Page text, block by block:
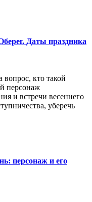
Даты праздника
кто такой
персонаж
и встречи весеннего
уберечь
персонаж и его